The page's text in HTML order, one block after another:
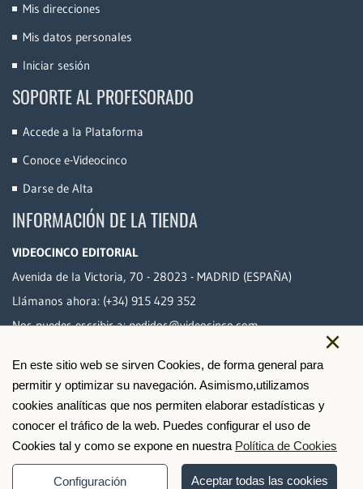
×
En este sitio web se sirven Cookies, de forma general para
permitir y optimizar su navegación. Asimismo,utilizamos
cookies analíticas que nos permiten elaborar estadísticas y
conocer el tráfico de la web. Puedes configurar el uso de
Cookies tal y como se expone en nuestra Política de Cookies
Configuración Aceptar todas las cookies
Mis direcciones
Mis datos personales
Iniciar sesión
SOPORTE AL PROFESORADO
Accede a la Plataforma
Conoce e-Videocinco
Darse de Alta
INFORMACIÓN DE LA TIENDA
VIDEOCINCO EDITORIAL
Avenida de la Victoria, 70 - 28023 - MADRID (ESPAÑA)
Llámanos ahora: (+34) 915 429 352
Nos puedes escribir a:pedidos@videocinco.com
PAGO SEGURO